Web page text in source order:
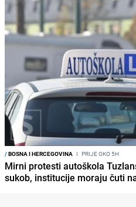
/BOSNA I HERCEGOVINA I PRIJE OKO 5H
Mirni protesti autoškola
sukob, institucije moraju čuti